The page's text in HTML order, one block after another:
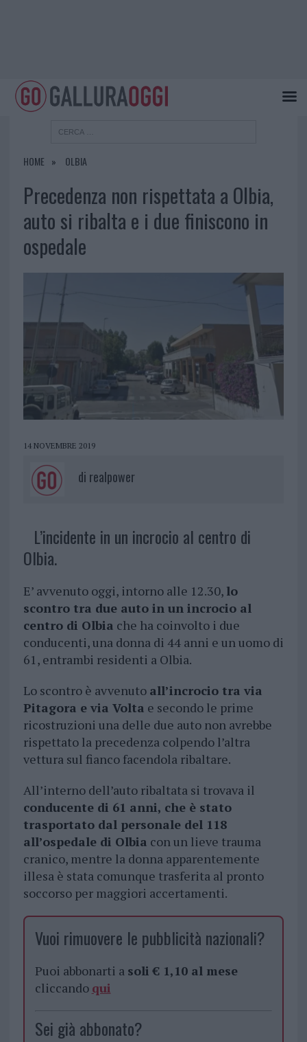
HOME OLBIA
Precedenza non rispettata a Olbia,
auto si ribalta e i due finiscono in
ospedale
14 NOVEMBRE 2019
di realpower
L’incidente in un incrocio al centro di
Olbia.
E’ avvenuto oggi, intorno alle 12.30, lo
scontro tra due auto in un incrocio al
centro di Olbia che ha coinvolto i due
conducenti, una donna di 44 anni e un uomo di
61, entrambi residenti a Olbia.
Lo scontro è avvenuto all’incrocio tra via
Pitagora e via Volta e secondo le prime
ricostruzioni una delle due auto non avrebbe
rispettato la precedenza colpendo l’altra
vettura sul fianco facendola ribaltare.
All’interno dell’auto ribaltata si trovava il
conducente di 61 anni, che è stato
trasportato dal personale del 118
all’ospedale di Olbia con un lieve trauma
cranico, mentre la donna apparentemente
illesa è stata comunque trasferita al pronto
soccorso per maggiori accertamenti.
Vuoi rimuovere le pubblicità nazionali?
Puoi abbonarti a soli € 1,10 al mese
cliccando qui
Sei già abbonato?